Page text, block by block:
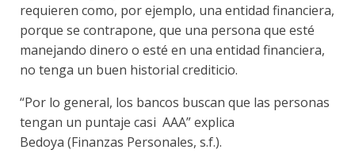
requieren como, por ejemplo, una entidad financiera,
porque se contrapone, que una persona que esté
manejando dinero o esté en una entidad financiera,
no tenga un buen historial crediticio.
“Por lo general, los bancos buscan que las personas
tengan un puntaje casi AAA” explica
Bedoya (Finanzas Personales, s.f.).